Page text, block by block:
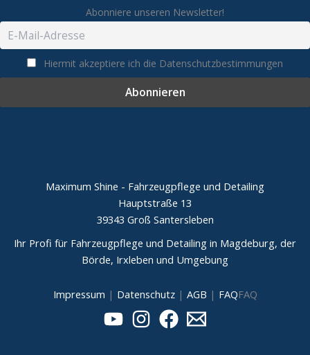
Abonniere unseren Newsletter!
Hiermit akzeptiere ich die Datenschutzbestimmungen
Maximum Shine - Fahrzeugpflege und Detailing
Hauptstraße 13
39343 Groß Santersleben
Ihr Profi für Fahrzeugpflege und Detailing in Magdeburg, der
Börde, Irxleben und Umgebung
Impressum | Datenschutz| AGB | FAQFAQ